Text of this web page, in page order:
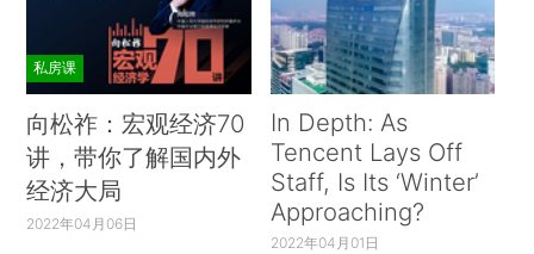
私房课
向松祚：宏观经济70
讲，带你了解国内外
经济大局
2022年04月06日
In Depth: As
Tencent Lays Off
Staff, Is Its ‘Winter’
Approaching?
2022年04月01日